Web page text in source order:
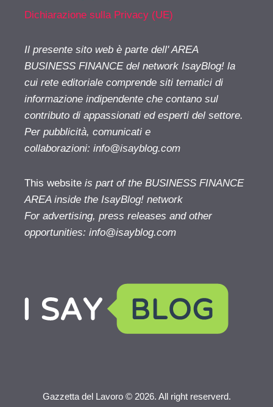
Dichiarazione sulla Privacy (UE)
Il presente sito web è parte dell' AREA
BUSINESS FINANCE del network IsayBlog! la
cui rete editoriale comprende siti tematici di
informazione indipendente che contano sul
contributo di appassionati ed esperti del settore.
Per pubblicità, comunicati e
collaborazioni: info@isayblog.com
This website is part of the BUSINESS FINANCE
AREA inside the IsayBlog! network
For advertising, press releases and other
opportunities: info@isayblog.com
Gazzetta del Lavoro © 2026. All right reserverd.